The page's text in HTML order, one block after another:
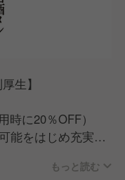
等
生】
時に20％OFF）
能をはじめ充実の
もっと読む